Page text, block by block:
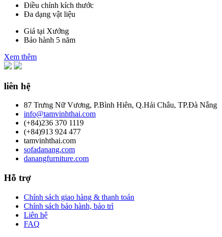
Điều chỉnh kích thước
Đa dạng vật liệu
Giá tại Xưởng
Bảo hành 5 năm
Xem thêm
liên hệ
87 Trưng Nữ Vương, P.Bình Hiên, Q.Hải Châu, TP.Đà Nẵng
info@tamvinhthai.com
(+84)236 370 1119
(+84)913 924 477
tamvinhthai.com
sofadanang.com
danangfurniture.com
Hỗ trợ
Chính sách giao hàng & thanh toán
Chính sách bảo hành, bảo trì
Liên hệ
FAQ